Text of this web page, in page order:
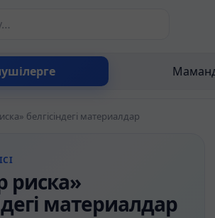
белгісіндегі материалдар
риска»
материалдар